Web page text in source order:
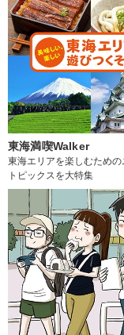
東海満喫Walker
東海エリアを楽しむため
トピックスを大特集